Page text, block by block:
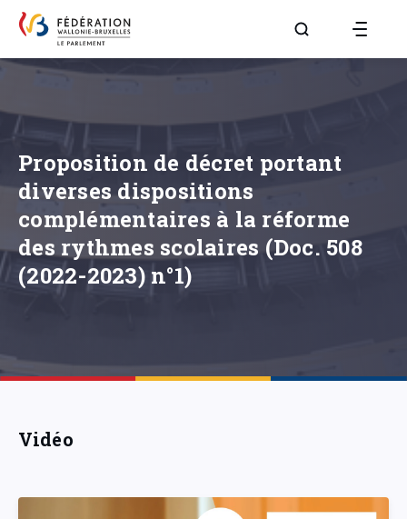
Aller à la page
Proposition de décret portant
diverses dispositions
complémentaires à la réforme
des rythmes scolaires (Doc. 508
(2022-2023) n°1)
Vidéo